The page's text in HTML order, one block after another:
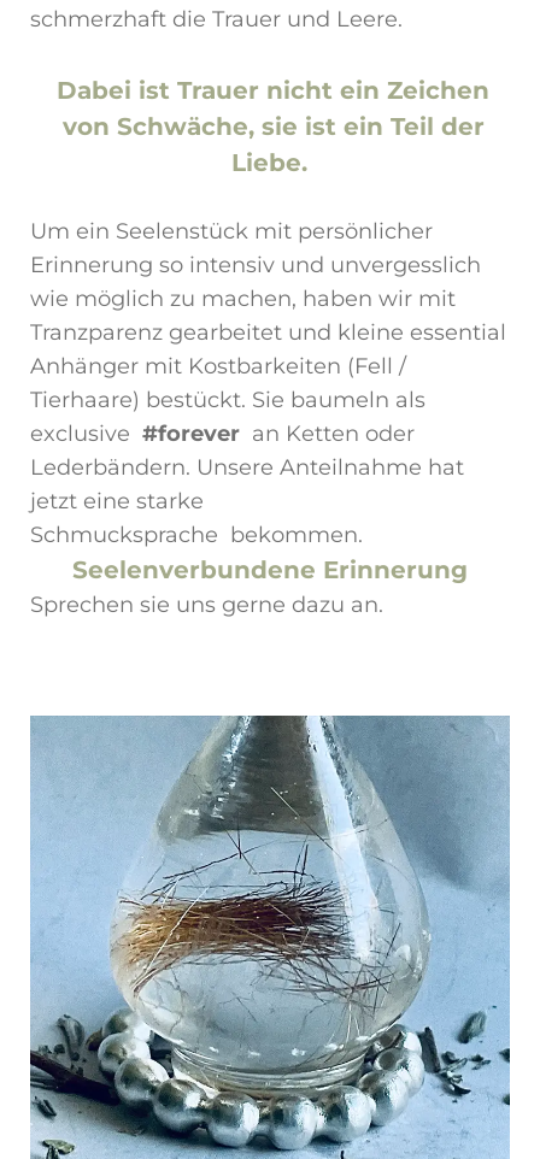
schmerzhaft die Trauer und Leere.
Dabei ist Trauer nicht ein Zeichen
von Schwäche, sie ist ein Teil der
Liebe.
Um ein Seelenstück mit persönlicher
Erinnerung so intensiv und unvergesslich
wie möglich zu machen, haben wir mit
Tranzparenz gearbeitet und kleine essential
Anhänger mit Kostbarkeiten (Fell /
Tierhaare) bestückt. Sie baumeln als
exclusive #forever an Ketten oder
Lederbändern. Unsere Anteilnahme hat
jetzt eine starke
Schmucksprache bekommen.
Seelenverbundene Erinnerung
Sprechen sie uns gerne dazu an.